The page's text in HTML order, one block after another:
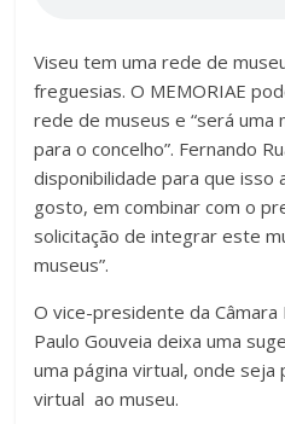
Viseu tem uma rede de
freguesias. O MEMORIAE
rede de museus e “será uma
para o concelho”. Fernando
disponibilidade para que isso
gosto, em combinar com o
solicitação de integrar este
museus”.
O vice-presidente da Câmara
Paulo Gouveia deixa uma
uma página virtual, onde
virtual ao museu.